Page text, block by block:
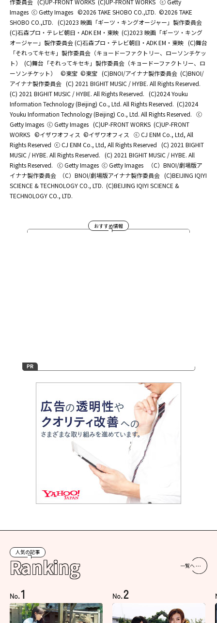
作委員会 (C)UP-FRONT WORKS (C)UP-FRONT WORKS ⓒ Getty
Images ⓒ Getty Images ©2026 TAKE SHOBO CO.,LTD. ©2026 TAKE
SHOBO CO.,LTD. (C)2023 映画「ギーツ・キングオージャー」製作委員会
(C)石森プロ・テレビ朝日・ADK EM・東映 (C)2023 映画「ギーツ・キング
オージャー」製作委員会 (C)石森プロ・テレビ朝日・ADK EM・東映 (C)舞台
「それってキセキ」製作委員会（キョードーファクトリー、ローソンチケッ
ト）
(C)舞台「それってキセキ」製作委員会（キョードーファクトリー、ロ
ーソンチケット）
©東宝 ©東宝 (C)BNOI/アイナナ製作委員会 (C)BNOI/
アイナナ製作委員会 (C) 2021 BIGHIT MUSIC / HYBE. All Rights Reserved.
(C) 2021 BIGHIT MUSIC / HYBE. All Rights Reserved. (C)2024 Youku
Information Technology (Beijing) Co., Ltd. All Rights Reserved. (C)2024
Youku Information Technology (Beijing) Co., Ltd. All Rights Reserved. ⓒ
Getty Images ⓒ Getty Images (C)UP-FRONT WORKS (C)UP-FRONT
WORKS ©イザワオフィス ©イザワオフィス
ⓒ CJ ENM Co., Ltd, All
Rights Reserved ⓒ CJ ENM Co., Ltd, All Rights Reserved (C) 2021 BIGHIT
MUSIC / HYBE. All Rights Reserved. (C) 2021 BIGHIT MUSIC / HYBE. All
Rights Reserved. ⓒ Getty Images ⓒ Getty Images
（C）BNOI/劇場版ア
イナナ製作委員会
（C）BNOI/劇場版アイナナ製作委員会 (C)BEIJING IQIYI
SCIENCE & TECHNOLOGY CO., LTD. (C)BEIJING IQIYI SCIENCE &
TECHNOLOGY CO., LTD.
おすすめ情報
人気の記事
Ranking 一覧へ
No.1 No.2